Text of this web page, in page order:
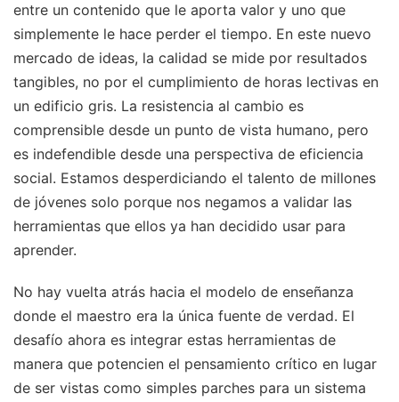
entre un contenido que le aporta valor y uno que
simplemente le hace perder el tiempo. En este nuevo
mercado de ideas, la calidad se mide por resultados
tangibles, no por el cumplimiento de horas lectivas en
un edificio gris. La resistencia al cambio es
comprensible desde un punto de vista humano, pero
es indefendible desde una perspectiva de eficiencia
social. Estamos desperdiciando el talento de millones
de jóvenes solo porque nos negamos a validar las
herramientas que ellos ya han decidido usar para
aprender.
No hay vuelta atrás hacia el modelo de enseñanza
donde el maestro era la única fuente de verdad. El
desafío ahora es integrar estas herramientas de
manera que potencien el pensamiento crítico en lugar
de ser vistas como simples parches para un sistema